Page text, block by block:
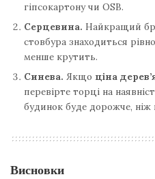
гіпсокартону чи OSB.
Серцевина. Найкращий
стовбура знаходиться
менше крутить.
Синева. Якщо ціна
перевірте торці на
будинок буде дорожче,
Висновки